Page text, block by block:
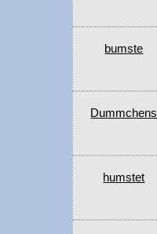
bumste
Dummchens
humstet